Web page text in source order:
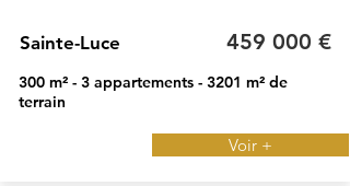
Sainte-Luce 459 000 €
300 m² - 3 appartements - 3201 m² de
terrain
Voir +